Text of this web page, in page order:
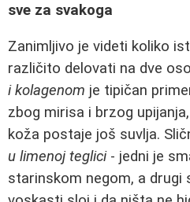
sve za svakoga
Zanimljivo je videti koliko
različito delovati na dve
i kolagenom je tipičan
zbog mirisa i brzog
koža postaje još suvlja.
u limenoj teglici- jedni je
starinskom negom, a drugi